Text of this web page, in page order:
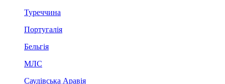
Туреччина
Португалія
Бельгія
МЛС
Саудівська Аравія